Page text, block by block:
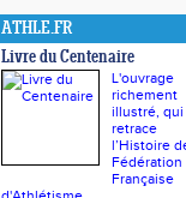
ATHLE.FR
Livre du Centenaire
L'ouvrage
richement
illustré, qui
retrace
l’Histoire
Fédération
Française